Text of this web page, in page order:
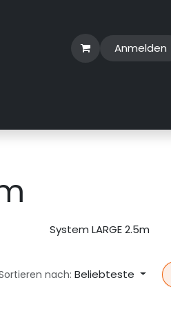
Anmelden
System LARGE 2.5m
nach: Beliebteste